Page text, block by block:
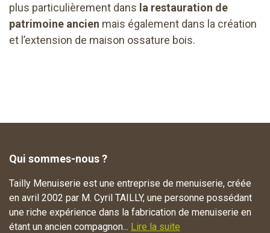
plus particulièrement dans la restauration de
patrimoine ancien mais également dans la création
et l’extension de maison ossature bois.
Qui sommes-nous ?
Tailly Menuiserie est une entreprise de menuiserie, créée
en avril 2002 par M. Cyril TAILLY, une personne possédant
une riche expérience dans la fabrication de menuiserie en
étant un ancien compagnon... Lire la suite